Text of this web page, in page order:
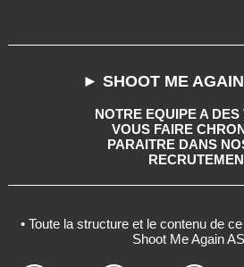
► SHOOT ME
NOTRE EQUIPE A DES
VOUS FAIRE
PARAITRE DANS
• Toute la structure et le contenu de
Shoot Me Again